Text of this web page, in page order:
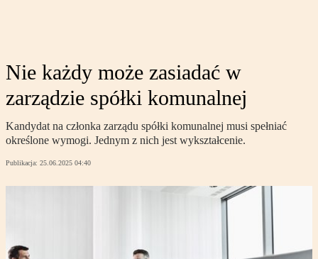
Nie każdy może zasiadać w
zarządzie spółki komunalnej
Kandydat na członka zarządu spółki komunalnej musi spełniać
określone wymogi. Jednym z nich jest wykształcenie.
Publikacja: 25.06.2025 04:40